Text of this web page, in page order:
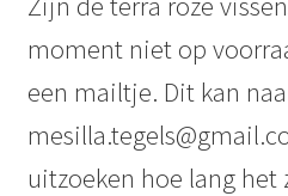
moment niet op
een mailtje. Dit kan
uitzoeken hoe lang het